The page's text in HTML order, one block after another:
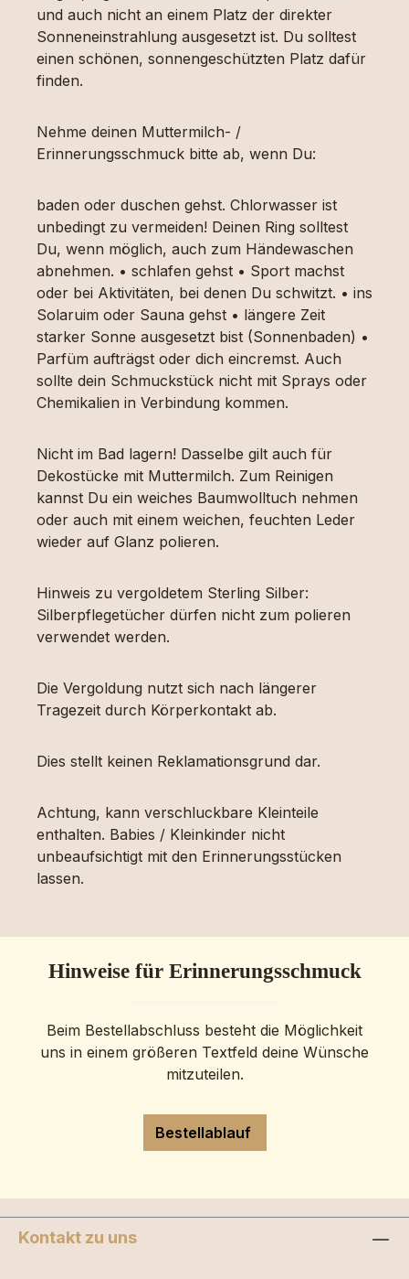
und auch nicht an einem Platz der direkter
Sonneneinstrahlung ausgesetzt ist. Du solltest
einen schönen, sonnengeschützten Platz dafür
finden.
Nehme deinen Muttermilch- /
Erinnerungsschmuck bitte ab, wenn Du:
baden oder duschen gehst. Chlorwasser ist
unbedingt zu vermeiden! Deinen Ring solltest
Du, wenn möglich, auch zum Händewaschen
abnehmen. • schlafen gehst • Sport machst
oder bei Aktivitäten, bei denen Du schwitzt. • ins
Solaruim oder Sauna gehst • längere Zeit
starker Sonne ausgesetzt bist (Sonnenbaden) •
Parfüm aufträgst oder dich eincremst. Auch
sollte dein Schmuckstück nicht mit Sprays oder
Chemikalien in Verbindung kommen.
Nicht im Bad lagern! Dasselbe gilt auch für
Dekostücke mit Muttermilch. Zum Reinigen
kannst Du ein weiches Baumwolltuch nehmen
oder auch mit einem weichen, feuchten Leder
wieder auf Glanz polieren.
Hinweis zu vergoldetem Sterling Silber:
Silberpflegetücher dürfen nicht zum polieren
verwendet werden.
Die Vergoldung nutzt sich nach längerer
Tragezeit durch Körperkontakt ab.
Dies stellt keinen Reklamationsgrund dar.
Achtung, kann verschluckbare Kleinteile
enthalten. Babies / Kleinkinder nicht
unbeaufsichtigt mit den Erinnerungsstücken
lassen.
Hinweise für Erinnerungsschmuck
Beim Bestellabschluss besteht die Möglichkeit
uns in einem größeren Textfeld deine Wünsche
mitzuteilen.
Bestellablauf
Kontakt zu uns